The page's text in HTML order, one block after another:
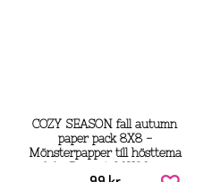
COZY SEASON fall autumn
paper pack 8X8 -
Mönsterpapper till hösttema